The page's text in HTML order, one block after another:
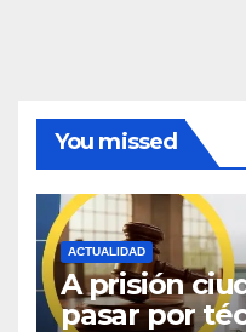
You missed
ACTUALIDAD
A prisión
pasar por